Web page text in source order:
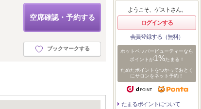
空席確認・予約する
ブックマークする
ようこそ、ゲストさん。
ログインする
会員登録する（無料）
ホットペッパービューティーなら
ポイントが1%たまる！
ためたポイントをつかっておとく
にサロンをネット予約！
たまるポイントについて